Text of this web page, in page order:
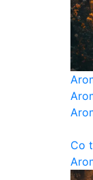
Co